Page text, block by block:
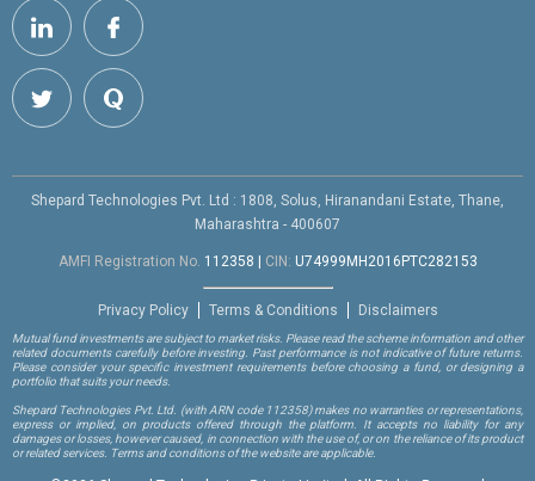
Shepard Technologies Pvt. Ltd : 1808, Solus, Hiranandani Estate, Thane,
Maharashtra - 400607
AMFI Registration No. 112358 CIN: U74999MH2016PTC282153
Privacy Policy Terms & Conditions Disclaimers
Mutual fund investments are subject to market risks. Please read the scheme information and other
related documents carefully before investing. Past performance is not indicative of future returns.
Please consider your specific investment requirements before choosing a fund, or designing a
portfolio that suits your needs.
Shepard Technologies Pvt. Ltd. (with ARN code 112358)makes no warranties or representations,
express or implied, on products offered through the platform. It accepts no liability for any
damages or losses, however caused, in connection with the use of, or on the reliance of its product
or related services. Terms and conditions of the website are applicable.